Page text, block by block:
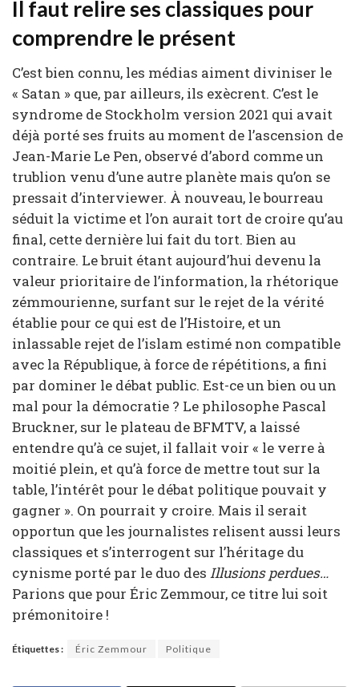
Il faut relire ses classiques pour
comprendre le présent
C’est bien connu, les médias aiment diviniser le
« Satan » que, par ailleurs, ils exècrent. C’est le
syndrome de Stockholm version 2021 qui avait
déjà porté ses fruits au moment de l’ascension de
Jean-Marie Le Pen, observé d’abord comme un
trublion venu d’une autre planète mais qu’on se
pressait d’interviewer. À nouveau, le bourreau
séduit la victime et l’on aurait tort de croire qu’au
final, cette dernière lui fait du tort. Bien au
contraire. Le bruit étant aujourd’hui devenu la
valeur prioritaire de l’information, la rhétorique
zémmourienne, surfant sur le rejet de la vérité
établie pour ce qui est de l’Histoire, et un
inlassable rejet de l’islam estimé non compatible
avec la République, à force de répétitions, a fini
par dominer le débat public. Est-ce un bien ou un
mal pour la démocratie ? Le philosophe Pascal
Bruckner, sur le plateau de BFMTV, a laissé
entendre qu’à ce sujet, il fallait voir « le verre à
moitié plein, et qu’à force de mettre tout sur la
table, l’intérêt pour le débat politique pouvait y
gagner ». On pourrait y croire. Mais il serait
opportun que les journalistes relisent aussi leurs
classiques et s’interrogent sur l’héritage du
cynisme porté par le duo des Illusions perdues…
Parions que pour Éric Zemmour, ce titre lui soit
prémonitoire !
Étiquettes : Éric Zemmour Politique